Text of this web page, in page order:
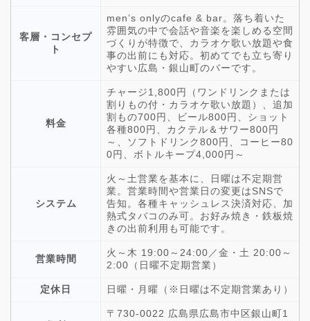
客層・コンセプ
ト
men’s onlyのcafe & bar。落ち着いた
雰囲気の中で会話や音楽を楽しめる空間
づくりが特徴で、カラオケ歌い放題や食
事の出前にも対応。初めてでも立ち寄り
やすい広島・銀山町のバーです。
料金
チャージ1,800円（ワンドリンクまたは
割りもの付・カラオケ歌い放題）、追加
割もの700円、ビール800円、ショット
各種800円、カクテル＆サワー800円
～、ソフトドリンク800円、コーヒー80
0円、ボトルキープ4,000円～
システム
火～土営業を基本に、日曜は不定期営
業。営業時間や営業日の変更はSNSで
告知。各種キャッシュレス決済対応、加
熱式タバコのみ可。お好み焼き・鉄板焼
きの出前利用も可能です。
営業時間
火～木 19:00～24:00／金・土 20:00～
2:00（日曜不定期営業）
定休日 日曜・月曜（※日曜は不定期営業あり）
〒730-0022 広島県広島市中区銀山町1